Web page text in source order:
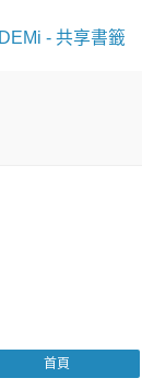
- 共享書籤
首頁